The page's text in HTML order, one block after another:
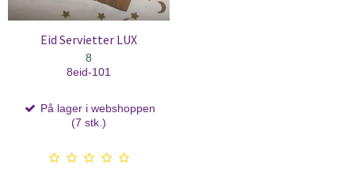
Eid Servietter LUX
8
8eid-101
På lager i webshoppen
(7 stk.)